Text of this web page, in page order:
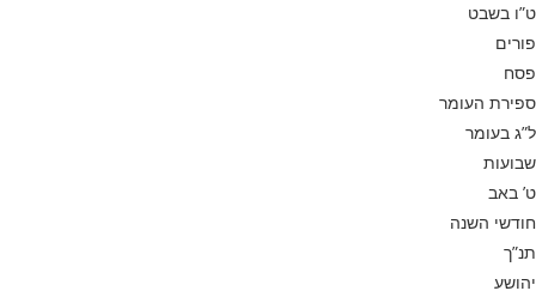
ט”ו בשבט
פורים
פסח
ספירת העומר
ל”ג בעומר
שבועות
ט’ באב
חודשי השנה
תנ”ך
יהושע